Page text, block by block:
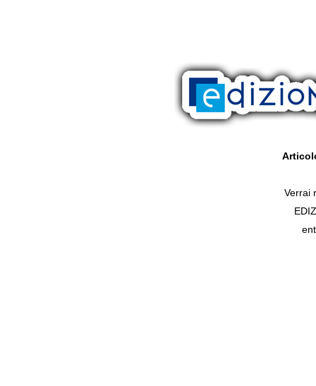
Verrai